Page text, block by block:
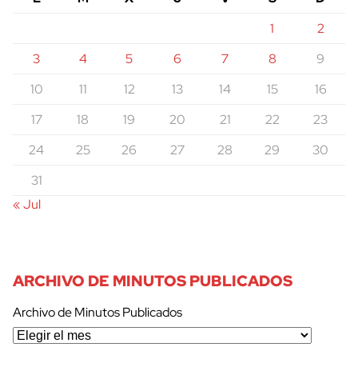
1
2
3
4 5 6 7 8
9
10
11 12 13 14 15
16
17
18 19 20 21 22
23
24
25 26 27 28 29
30
31
« Jul
ARCHIVO DE MINUTOS PUBLICADOS
Archivo de Minutos Publicados